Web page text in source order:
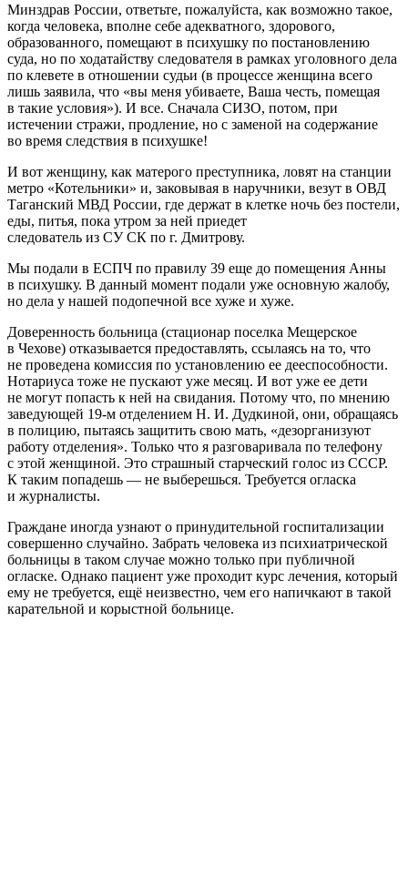
Минздрав России, ответьте, пожалуйста, как возможно такое,
когда человека, вполне себе адекватного, здорового,
образованного, помещают в психушку по постановлению
суда, но по ходатайству следователя в рамках уголовного дела
по клевете в отношении судьи (в процессе женщина всего
лишь заявила, что «вы меня убиваете, Ваша честь, помещая
в такие условия»). И все. Сначала СИЗО, потом, при
истечении стражи, продление, но с заменой на содержание
во время следствия в психушке!
И вот женщину, как матерого преступника, ловят на станции
метро «Котельники» и, заковывая в наручники, везут в ОВД
Таганский МВД России, где держат в клетке ночь без постели,
еды, питья, пока утром за ней приедет
следователь из СУ СК по г. Дмитрову.
Мы подали в ЕСПЧ по правилу 39 еще до помещения Анны
в психушку. В данный момент подали уже основную жалобу,
но дела у нашей подопечной все хуже и хуже.
Доверенность больница (стационар поселка Мещерское
в Чехове) отказывается предоставлять, ссылаясь на то, что
не проведена комиссия по установлению ее дееспособности.
Нотариуса тоже не пускают уже месяц. И вот уже ее дети
не могут попасть к ней на свидания. Потому что, по мнению
заведующей 19-м отделением Н. И. Дудкиной, они, обращаясь
в полицию, пытаясь защитить свою мать, «дезорганизуют
работу отделения». Только что я разговаривала по телефону
с этой женщиной. Это страшный старческий голос из СССР.
К таким попадешь — не выберешься. Требуется огласка
и журналисты.
Граждане иногда узнают о принудительной госпитализации
совершенно случайно. Забрать человека из психиатрической
больницы в таком случае можно только при публичной
огласке. Однако пациент уже проходит курс лечения, который
ему не требуется, ещё неизвестно, чем его напичкают в такой
карательной и корыстной больнице.